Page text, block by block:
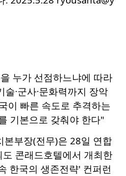
누가 선점하느냐에 따라
술·군사·문화력까지 장악
이 빠른 속도로 추격하는
기본으로 갖춰야 한다"
본부장(전무)은 28일 연합
콘래드호텔에서 개최한
한국의 생존전략' 컨퍼런